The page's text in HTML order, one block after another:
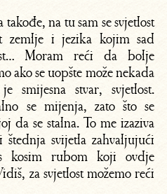
na tu sam se svjetlost
zemlje i jezika kojim sad
Moram reći da bolje
ako se uopšte može nekada
smijesna stvar, svjetlost.
se mijenja, zato što se
da se stalna. To me izaziva
svijetla zahvaljujući
kosim rubom koji ovdje
za svjetlost možemo reći